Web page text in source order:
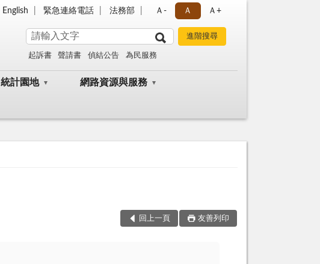
English 緊急連絡電話 法務部 Ａ- Ａ Ａ+
起訴書 聲請書 偵結公告 為民服務
統計園地 網路資源與服務
回上一頁 友善列印